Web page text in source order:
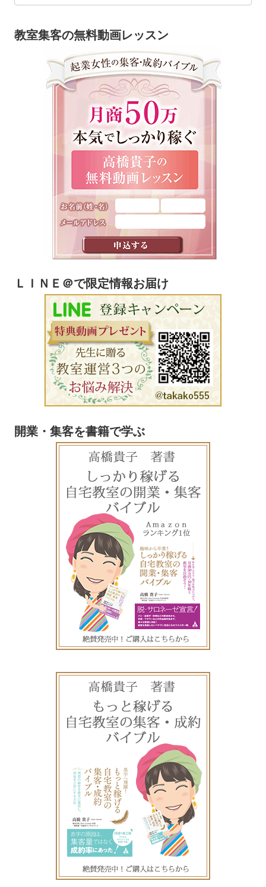
教室集客の無料動画レッスン
ＬＩＮＥ＠で限定情報お届け
開業・集客を書籍で学ぶ